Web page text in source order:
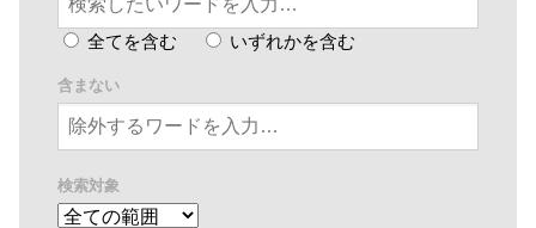
全てを含む いずれかを含む
含まない
検索対象